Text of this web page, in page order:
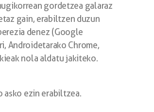
gordetzea galaraz
gain, erabiltzen duzun
denez (Google
Androidetarako Chrome,
nola aldatu jakiteko.
ezin erabiltzea.